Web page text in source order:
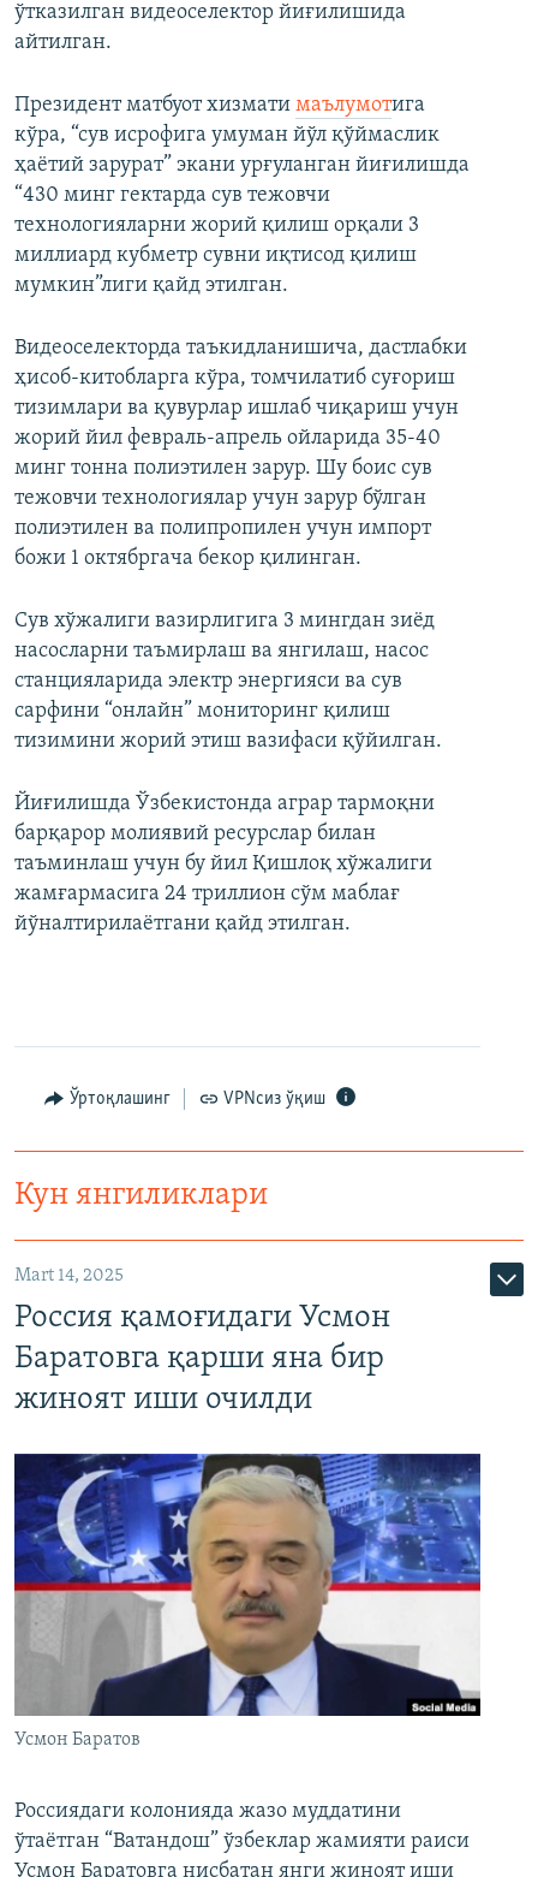
ўтказилган видеоселектор йиғилишида
айтилган.
Президент матбуот хизмати маълумотига
кўра, “сув исрофига умуман йўл қўймаслик
ҳаётий зарурат” экани урғуланган йиғилишда
“430 минг гектарда сув тежовчи
технологияларни жорий қилиш орқали 3
миллиард кубметр сувни иқтисод қилиш
мумкин”лиги қайд этилган.
Видеоселекторда таъкидланишича, дастлабки
ҳисоб-китобларга кўра, томчилатиб суғориш
тизимлари ва қувурлар ишлаб чиқариш учун
жорий йил февраль-апрель ойларида 35-40
минг тонна полиэтилен зарур. Шу боис сув
тежовчи технологиялар учун зарур бўлган
полиэтилен ва полипропилен учун импорт
божи 1 октябргача бекор қилинган.
Сув хўжалиги вазирлигига 3 мингдан зиёд
насосларни таъмирлаш ва янгилаш, насос
станцияларида электр энергияси ва сув
сарфини “онлайн” мониторинг қилиш
тизимини жорий этиш вазифаси қўйилган.
Йиғилишда Ўзбекистонда аграр тармоқни
барқарор молиявий ресурслар билан
таъминлаш учун бу йил Қишлоқ хўжалиги
жамғармасига 24 триллион сўм маблағ
йўналтирилаётгани қайд этилган.
Ўртоқлашинг VPNсиз ўқиш
Кун янгиликлари
Mart 14, 2025
Россия қамоғидаги Усмон
Баратовга қарши яна бир
жиноят иши очилди
Усмон Баратов
Россиядаги колонияда жазо муддатини
ўтаётган “Ватандош” ўзбеклар жамияти раиси
Усмон Баратовга нисбатан янги жиноят иши